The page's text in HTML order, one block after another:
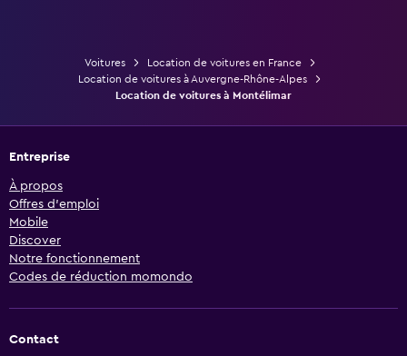
Voitures
Location de voitures en France
Location de voitures à Auvergne-Rhône-Alpes
Location de voitures à Montélimar
Entreprise
À propos
Offres d’emploi
Mobile
Discover
Notre fonctionnement
Codes de réduction momondo
Contact